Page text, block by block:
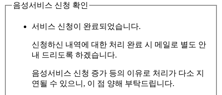
음성서비스 신청 확인
서비스 신청이 완료되었습니다.
신청하신 내역에 대한 처리 완료 시 메일로 별도 안
내 드리도록 하겠습니다.
음성서비스 신청 증가 등의 이유로 처리가 다소 지
연될 수 있으니, 이 점 양해 부탁드립니다.